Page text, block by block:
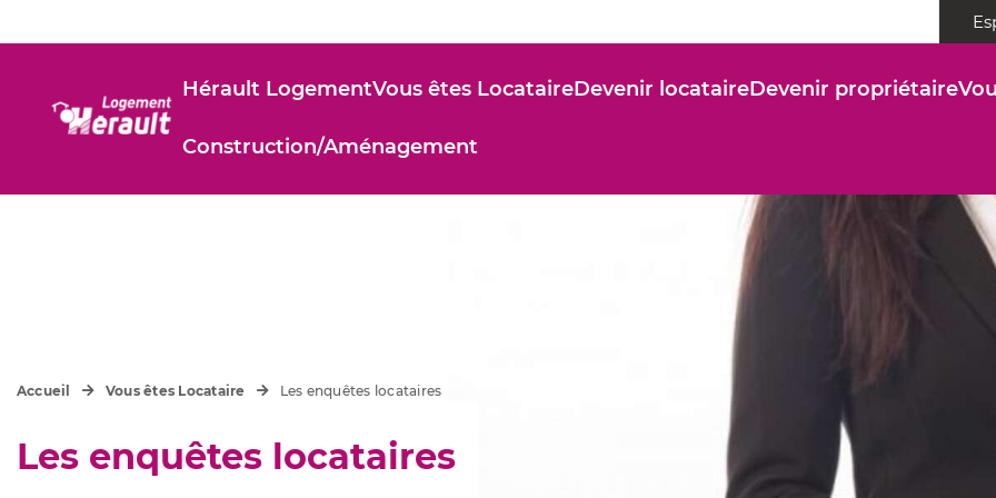
Hérault LogementVous êtes LocataireDevenir locataireDevenir propriétaire
Construction/Aménagement
Les enquêtes locataires
Accueil Vous êtes Locataire Les enquêtes locataires